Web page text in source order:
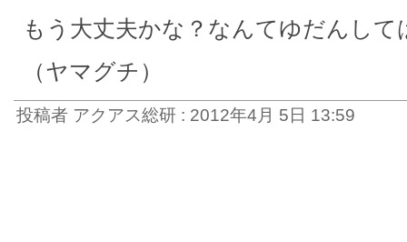
もう大丈夫かな？なんてゆだんして
（ヤマグチ）
投稿者 アクアス総研 : 2012年4月 5日 13:59